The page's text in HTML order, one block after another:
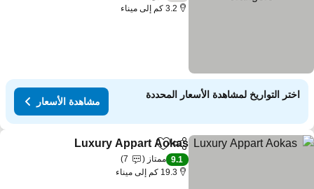
3.2 كم إلى ميناء
اختر التواريخ لمشاهدة الأسعار المحددة
مشاهدة الأسعار
مشاركةAdd to favorites
Luxury Appart Aokas
9.1 ممتاز
7
19.3 كم إلى ميناء